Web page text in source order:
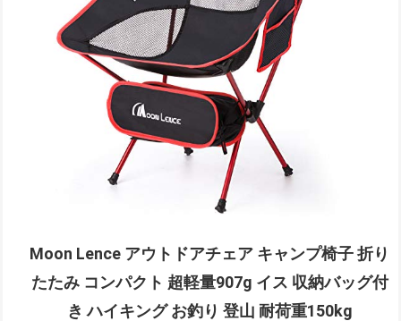
Moon Lence アウトドアチェア キャンプ椅子 折り
たたみ コンパクト 超軽量907g イス 収納バッグ付
き ハイキング お釣り 登山 耐荷重150kg